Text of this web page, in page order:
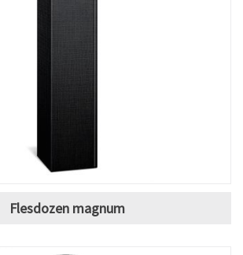
Flesdozen magnum